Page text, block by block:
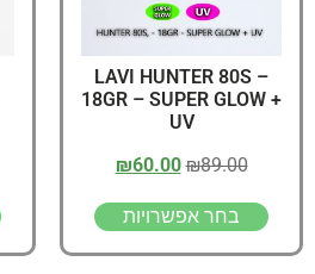
LAVI HUNTER 80S –
18GR – SUPER GLOW +
UV
₪89.00
₪60.00
בחר אפשרויות